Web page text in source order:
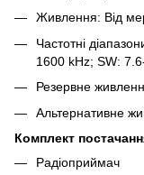
Живлення: Від
Частотні
1600 kHz; SW:
Резервне
Альтернативне
Комплект
Радіоприймач